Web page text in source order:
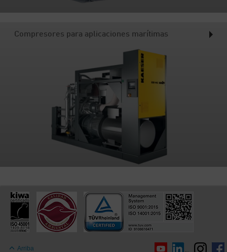
Compresores para aplicaciones marítimas
Arriba